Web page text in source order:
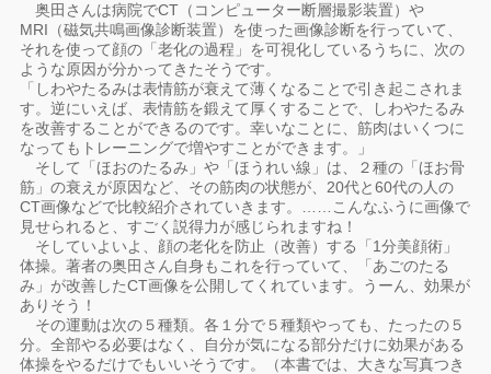
奥田さんは病院でCT（コンピューター断層撮影装置）や
MRI（磁気共鳴画像診断装置）を使った画像診断を行っていて、
それを使って顔の「老化の過程」を可視化しているうちに、次の
ような原因が分かってきたそうです。
「しわやたるみは表情筋が衰えて薄くなることで引き起こされま
す。逆にいえば、表情筋を鍛えて厚くすることで、しわやたるみ
を改善することができるのです。幸いなことに、筋肉はいくつに
なってもトレーニングで増やすことができます。」
そして「ほおのたるみ」や「ほうれい線」は、２種の「ほお骨
筋」の衰えが原因など、その筋肉の状態が、20代と60代の人の
CT画像などで比較紹介されていきます。……こんなふうに画像で
見せられると、すごく説得力が感じられますね！
そしていよいよ、顔の老化を防止（改善）する「1分美顔術」
体操。著者の奥田さん自身もこれを行っていて、「あごのたる
み」が改善したCT画像を公開してくれています。うーん、効果が
ありそう！
その運動は次の５種類。各１分で５種類やっても、たったの５
分。全部やる必要はなく、自分が気になる部分だけに効果がある
体操をやるだけでもいいそうです。（本書では、大きな写真つき